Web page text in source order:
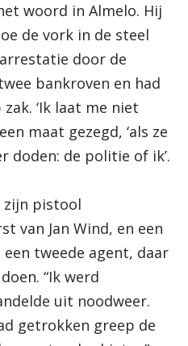
woord in Almelo. Hij
de vork in de steel
door de
bankroven en had
‘Ik laat me niet
maat gezegd, ‘als ze
doden: de politie of ik’.
zijn pistool
van Jan Wind, en een
tweede agent, daar
“Ik werd
uit noodweer.
getrokken greep de